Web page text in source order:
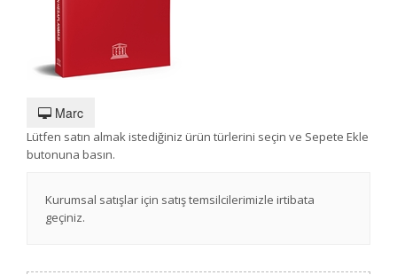
Marc
Lütfen satın almak istediğiniz ürün türlerini seçin ve Sepete Ekle
butonuna basın.
Kurumsal satışlar için satış temsilcilerimizle irtibata
geçiniz.